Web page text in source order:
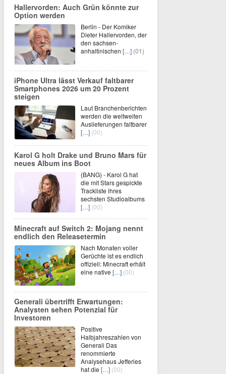
Hallervorden: Auch Grün könnte zur
Option werden
Berlin - Der Komiker
Dieter Hallervorden, der
den sachsen-
anhaltinischen […] (01)
iPhone Ultra lässt Verkauf faltbarer
Smartphones 2026 um 20 Prozent
steigen
Laut Branchenberichten
werden die weltweiten
Auslieferungen faltbarer
[…] (00)
Karol G holt Drake und Bruno Mars für
neues Album ins Boot
(BANG) - Karol G hat
die mit Stars gespickte
Trackliste ihres
sechsten Studioalbums
[…] (00)
Minecraft auf Switch 2: Mojang nennt
endlich den Releasetermin
Nach Monaten voller
Gerüchte ist es endlich
offiziell: Minecraft erhält
eine native […] (00)
Generali übertrifft Erwartungen:
Analysten sehen Potenzial für
Investoren
Positive
Halbjahreszahlen von
Generali Das
renommierte
Analysehaus Jefferies
hat die […] (00)